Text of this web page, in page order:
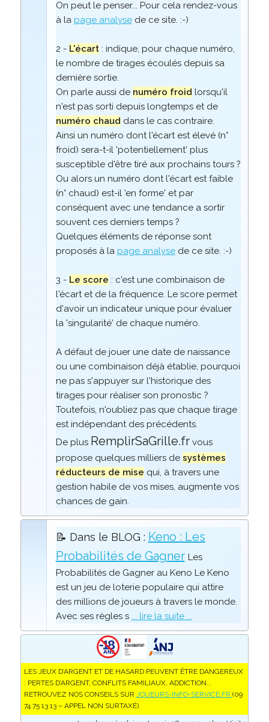
On peut le penser... Pour cela rendez-vous
à la page analysede ce site. :-)
2 - L'écart: indique, pour chaque numéro,
le nombre de tirages écoulés depuis sa
dernière sortie.
On parle aussi de numéro froid lorsqu'il
n'est pas sorti depuis longtemps et de
numéro chaud dans le cas contraire.
Ainsi un numéro dont l'écart est élevé (n°
froid) sera-t-il 'potentiellement' plus
susceptible d'être tiré aux prochains tours ?
Ou alors un numéro dont l'écart est faible
(n° chaud) est-il 'en forme' et par
conséquent avec une tendance a sortir
souvent ces derniers temps ?
Quelques éléments de réponse sont
proposés à la page analysede ce site. :-)
3 - Le score : c'est une combinaison de
l'écart et de la fréquence. Le score permet
d'avoir un indicateur unique pour évaluer
la 'singularité' de chaque numéro.
A défaut de jouer une date de naissance
ou une combinaison déjà établie, pourquoi
ne pas s'appuyer sur l'historique des
tirages pour réaliser son pronostic ?
Toutefois, n'oubliez pas que chaque tirage
est indépendant des précédents.
De plus RemplirSaGrille.frvous
propose quelques milliers de systèmes
réducteurs de mise qui, à travers une
gestion habile de vos mises, augmente vos
chances de gain.
📝 Dans le BLOG : Keno : Les
Probabilités de Gagner Les
Probabilités de Gagner au Keno Le Keno
est un jeu de loterie populaire qui attire
des millions de joueurs à travers le monde.
Avec ses règles s ... lire la suite ...
LES JEUX D’ARGENT ET DE HASARD PEUVENT ÊTRE DANGEREUX
: PERTES D’ARGENT, CONFLITS FAMILIAUX, ADDICTION...
RETROUVEZ NOS CONSEILS SUR JOUEURS-INFO-SERVICE.FR (09
74 75 13 13 – APPEL NON SURTAXÉ).